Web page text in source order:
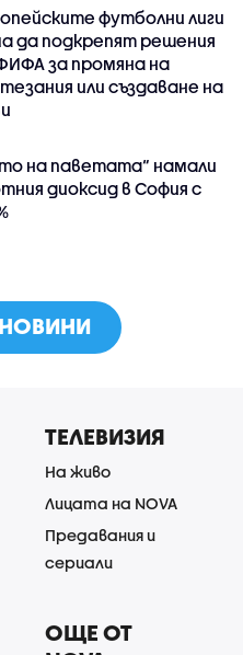
футболни лиги
да подкрепят решения
за промяна на
или създаване на
на паветата“ намали
диоксид в София с
ТЕЛЕВИЗИЯ
На живо
Лицата на NOVA
Предавания и
сериали
ОЩЕ ОТ